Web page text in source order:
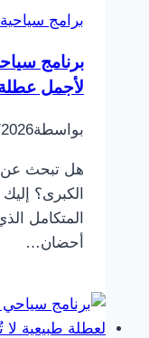
برامج
لأجمل
بواسطة
هل تبحث عن
المتكامل
أحضان…